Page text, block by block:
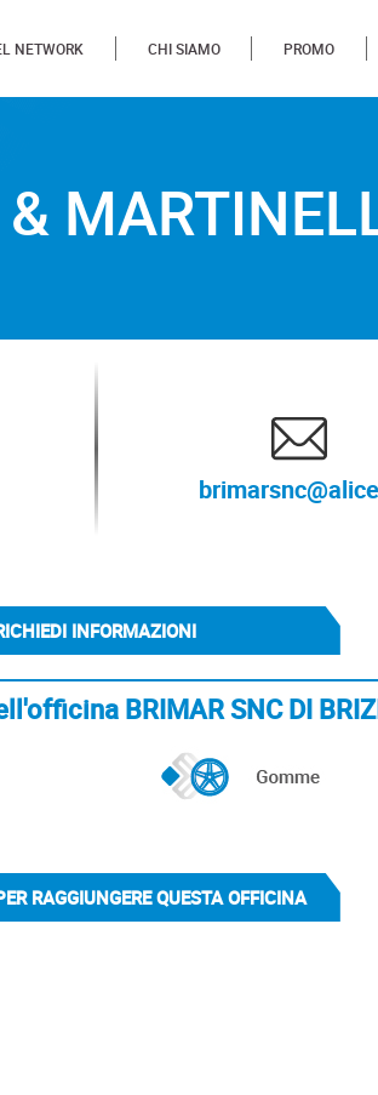
NETWORK CHI SIAMO PROMO
INFORMAZIONI
BRIMAR SNC DI
RAGGIUNGERE QUESTA OFFICINA